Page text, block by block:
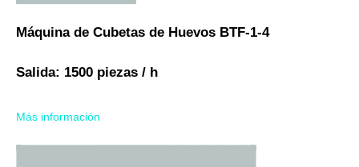
Máquina de Cubetas de Huevos BTF-1-4
Salida: 1500 piezas / h
Más información